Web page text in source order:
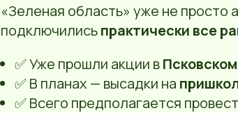
«Зеленая область» уже не просто
подключилисьпрактически все
✅ Уже прошли акции в
✅ В планах — высадки на
✅ Всего предполагается